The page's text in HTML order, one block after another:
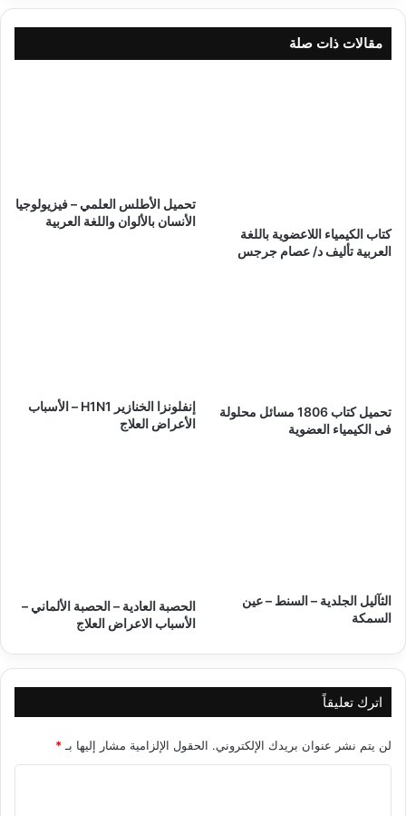
مقالات ذات صلة
كتاب الكيمياء اللاعضوية باللغة
العربية تأليف د/ عصام جرجس
تحميل الأطلس العلمي – فيزيولوجيا
الأنسان بالألوان واللغة العربية
تحميل كتاب 1806 مسائل محلولة
فى الكيمياء العضوية
إنفلونزا الخنازير H1N1 – الأسباب
الأعراض العلاج
الثآليل الجلدية – السنط – عين
السمكة
الحصبة العادية – الحصبة الألماني –
الأسباب الاعراض العلاج
اترك تعليقاً
لن يتم نشر عنوان بريدك الإلكتروني. الحقول الإلزامية مشار إليها بـ *